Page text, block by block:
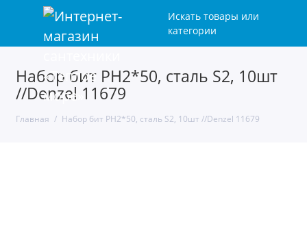
Искать товары или
категории
Набор бит PH2*50, сталь S2, 10шт
//Denzel 11679
Главная Набор бит PH2*50, сталь S2, 10шт //Denzel 11679